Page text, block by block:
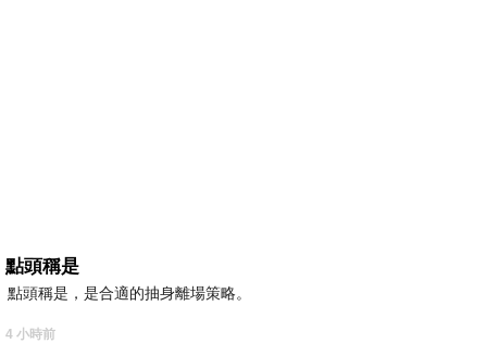
點頭稱是
點頭稱是，是合適的抽身離場策略。
4 小時前